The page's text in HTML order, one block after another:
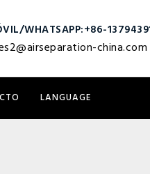
WHATSAPP:+86-
china.com
LANGUAGE